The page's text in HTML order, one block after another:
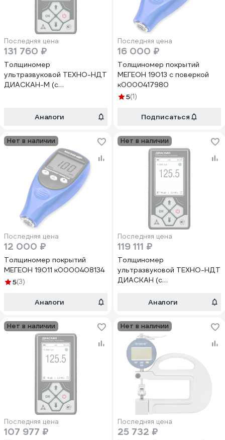
Последняя цена
131 760 ₽
Толщиномер
ультразвуковой ТЕХНО-НДТ
ДИАСКАН-М (с
Аналоги
Последняя цена
16 000 ₽
Толщиномер покрытий
МЕГЕОН 19013 с поверкой
к0000417980
5(1)
Подписаться
Нет в наличии
Последняя цена
12 000 ₽
Толщиномер покрытий
МЕГЕОН 19011 к0000408134
5(3)
Аналоги
Нет в наличии
Последняя цена
119 111 ₽
Толщиномер
ультразвуковой ТЕХНО-НДТ
ДИАСКАН (с
10 МГц) 999957460
Аналоги
Нет в наличии
Последняя цена
107 977 ₽
Нет в наличии
Последняя цена
25 732 ₽